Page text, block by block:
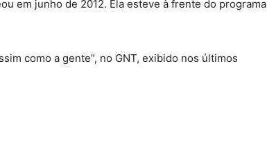
em junho de 2012. Ela esteve à frente do programa
como a gente”, no GNT, exibido nos últimos